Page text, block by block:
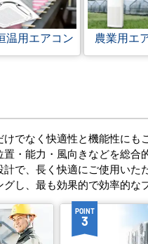
温用エアコン 農業用エ
でなく快適性と機能性にも
・能力・風向きなどを総合
で、長く快適にご使用いた
し、最も効果的で効率的な
POINT
3